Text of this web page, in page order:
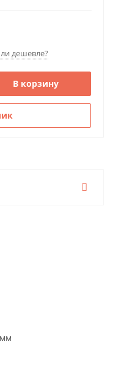
дешевле?
В корзину